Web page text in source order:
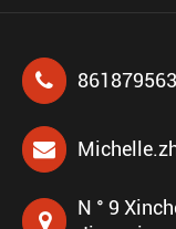
N ° 9